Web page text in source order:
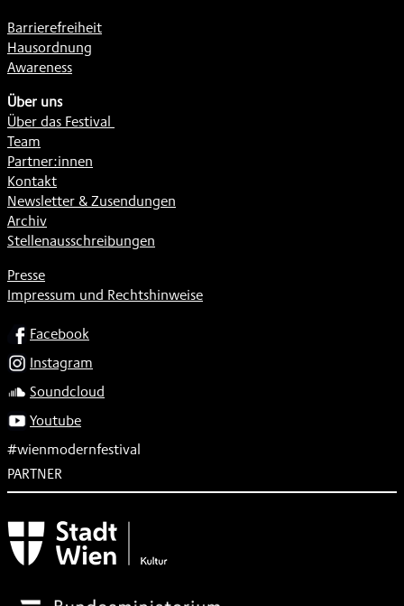
Barrierefreiheit
Hausordnung
Awareness
Über uns
Über das Festival
Team
Partner:innen
Kontakt
Newsletter & Zusendungen
Archiv
Stellenausschreibungen
Presse
Impressum und Rechtshinweise
SOCIALFacebook
Instagram
Soundcloud
Youtube
#wienmodernfestival
PARTNER
Subventionsgeber